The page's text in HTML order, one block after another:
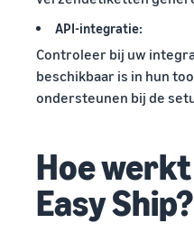
API-integratie:
Controleer bij uw
beschikbaar is in hun
ondersteunen bij de
Hoe
Easy Ship?